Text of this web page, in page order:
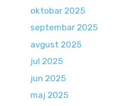
oktobar 2025
septembar 2025
avgust 2025
jul 2025
jun 2025
maj 2025